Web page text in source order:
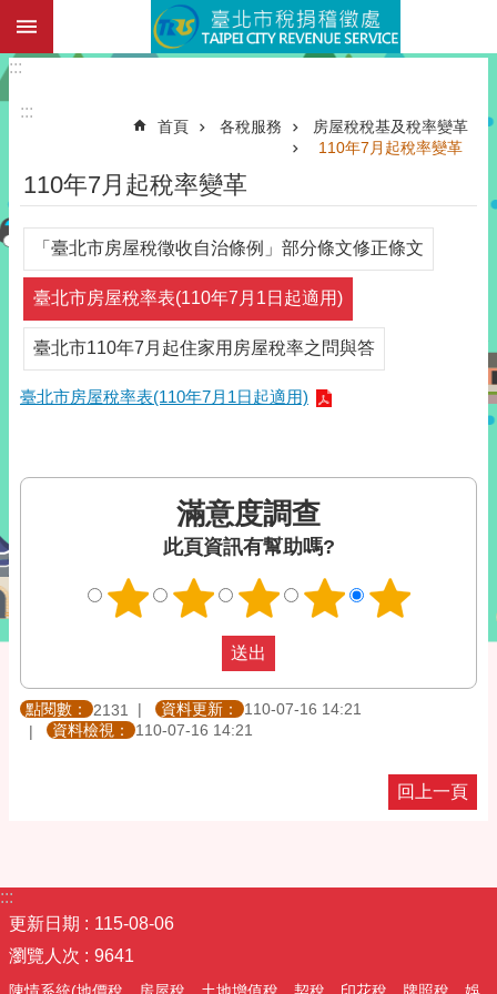
跳到主要內容區塊
:::
:::
首頁 各稅服務
房屋稅稅基及稅率變革
110年7月起稅率變革
110年7月起稅率變革
「臺北市房屋稅徵收自治條例」部分條文修正條文
臺北市房屋稅率表(110年7月1日起適用)
臺北市110年7月起住家用房屋稅率之問與答
臺北市房屋稅率表(110年7月1日起適用)
滿意度調查
此頁資訊有幫助嗎?
點閱數： 2131 資料更新：
110-07-16 14:21
資料檢視：
110-07-16 14:21
回上一頁
:::
更新日期
115-08-06
瀏覽人次
9641